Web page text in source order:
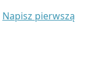
Napisz pierwszą